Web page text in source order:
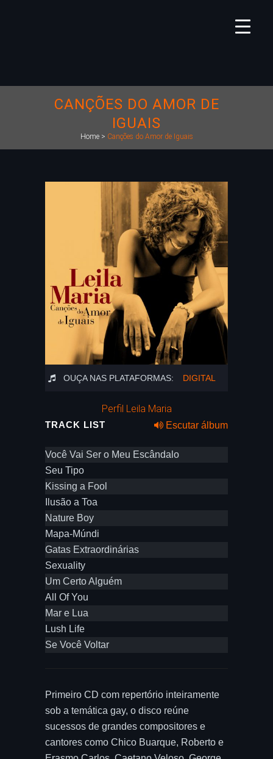
CANÇÕES DO AMOR DE
IGUAIS
Home> Canções do Amor de Iguais
OUÇA NAS PLATAFORMAS: DIGITAL
Perfil Leila Maria
TRACK LIST Escutar álbum
Você Vai Ser o Meu Escândalo
Seu Tipo
Kissing a Fool
Ilusão a Toa
Nature Boy
Mapa-Múndi
Gatas Extraordinárias
Sexuality
Um Certo Alguém
All Of You
Mar e Lua
Lush Life
Se Você Voltar
Primeiro CD com repertório inteiramente
sob a temática gay, o disco reúne
sucessos de grandes compositores e
cantores como Chico Buarque, Roberto e